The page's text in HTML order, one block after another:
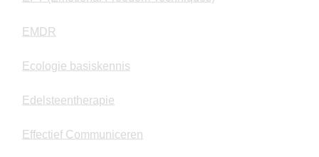
EMDR
Ecologie basiskennis
Edelsteentherapie
Effectief Communiceren